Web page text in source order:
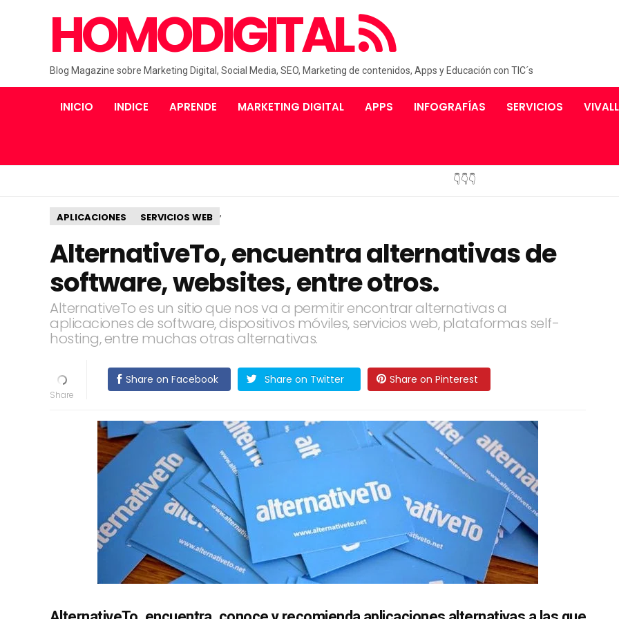
HOMODIGITAL
Blog Magazine sobre Marketing Digital, Social Media, SEO, Marketing de contenidos, Apps y Educación con TIC´s
INICIO INDICE APRENDE MARKETING DIGITAL APPS INFOGRAFÍAS SERVICIOS
👇👇👇
APLICACIONES ,
SERVICIOS WEB
AlternativeTo, encuentra alternativas de
software, websites, entre otros.
AlternativeTo es un sitio que nos va a permitir encontrar alternativas a
aplicaciones de software, dispositivos móviles, servicios web, plataformas self-
hosting, entre muchas otras alternativas.
Share on Facebook Share on Twitter Share on Pinterest